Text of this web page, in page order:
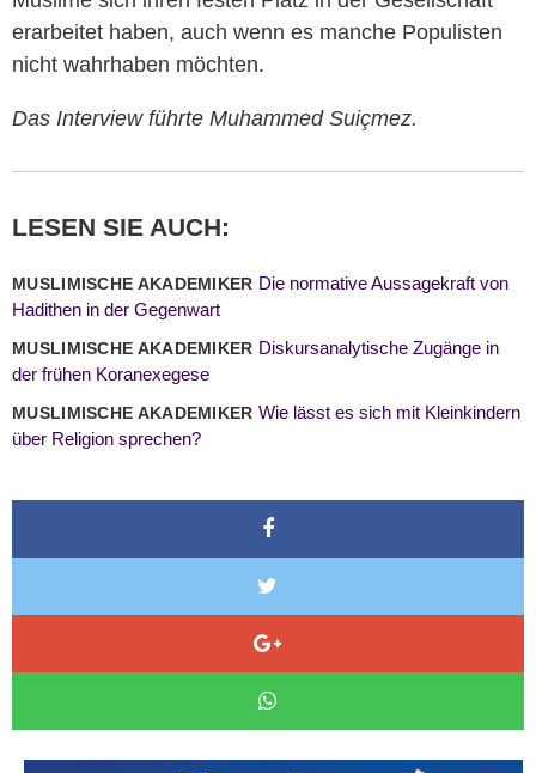
erarbeitet haben, auch wenn es manche Populisten
nicht wahrhaben möchten.
Das Interview führte Muhammed Suiçmez.
LESEN SIE AUCH:
MUSLIMISCHE AKADEMIKER Die normative Aussagekraft von
Hadithen in der Gegenwart
MUSLIMISCHE AKADEMIKER Diskursanalytische Zugänge in
der frühen Koranexegese
MUSLIMISCHE AKADEMIKER Wie lässt es sich mit Kleinkindern
über Religion sprechen?